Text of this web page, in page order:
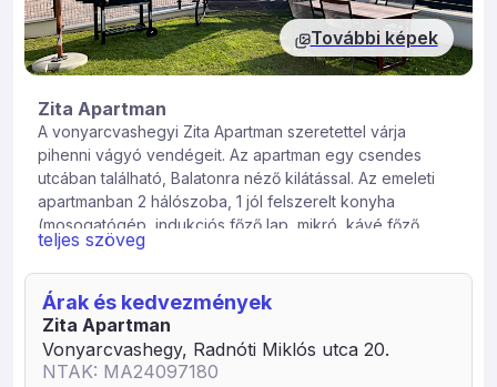
További képek
Zita Apartman
A vonyarcvashegyi Zita Apartman szeretettel várja
pihenni vágyó vendégeit. Az apartman egy csendes
utcában található, Balatonra néző kilátással. Az emeleti
apartmanban 2 hálószoba, 1 jól felszerelt konyha
(mosogatógép, indukciós főző lap, mikró, kávé főző,
vízforraló, kenyérpirító), 1 fürdő zuhanyzóval és 1 külön
álló wc áll a vendégek rendelkezésére.
Az apartman klimatizált. A kellemes időtöltést két
különálló, hálószobából nyíló, panorámás, pihenő és
napozóterasz biztosítja. A vendégek számára ingyenes
parkolási lehetőség biztosított, zárt udvarban. A Balaton
teljes szöveg
Árak és kedvezmények
Zita Apartman
Vonyarcvashegy, Radnóti Miklós utca 20.
NTAK: MA24097180